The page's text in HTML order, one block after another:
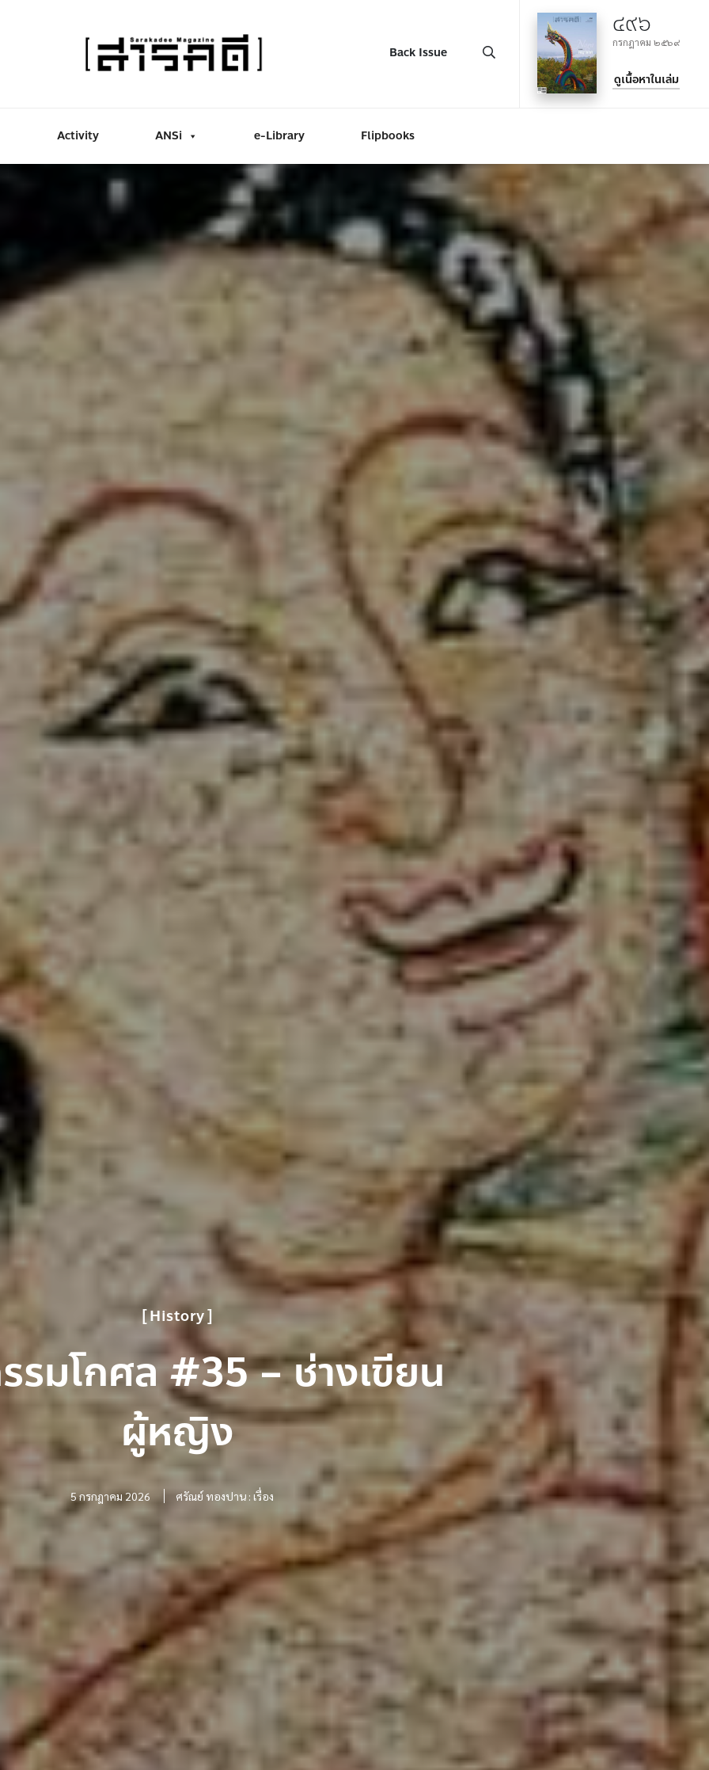
Back Issue
๔๙๖
กรกฎาคม ๒๕๖๙
ดูเนื้อหาในเล่ม
Activity ANSi e-Library Flipbooks
History
รมโกศล #35 – ช่างเขียน
ผู้หญิง
5 กรกฎาคม 2026 ศรัณย์ ทองปาน : เรื่อง